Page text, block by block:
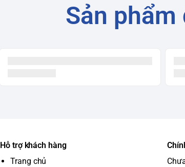
Sản phẩm
Hỗ trợ khách hàng
Trang chủ